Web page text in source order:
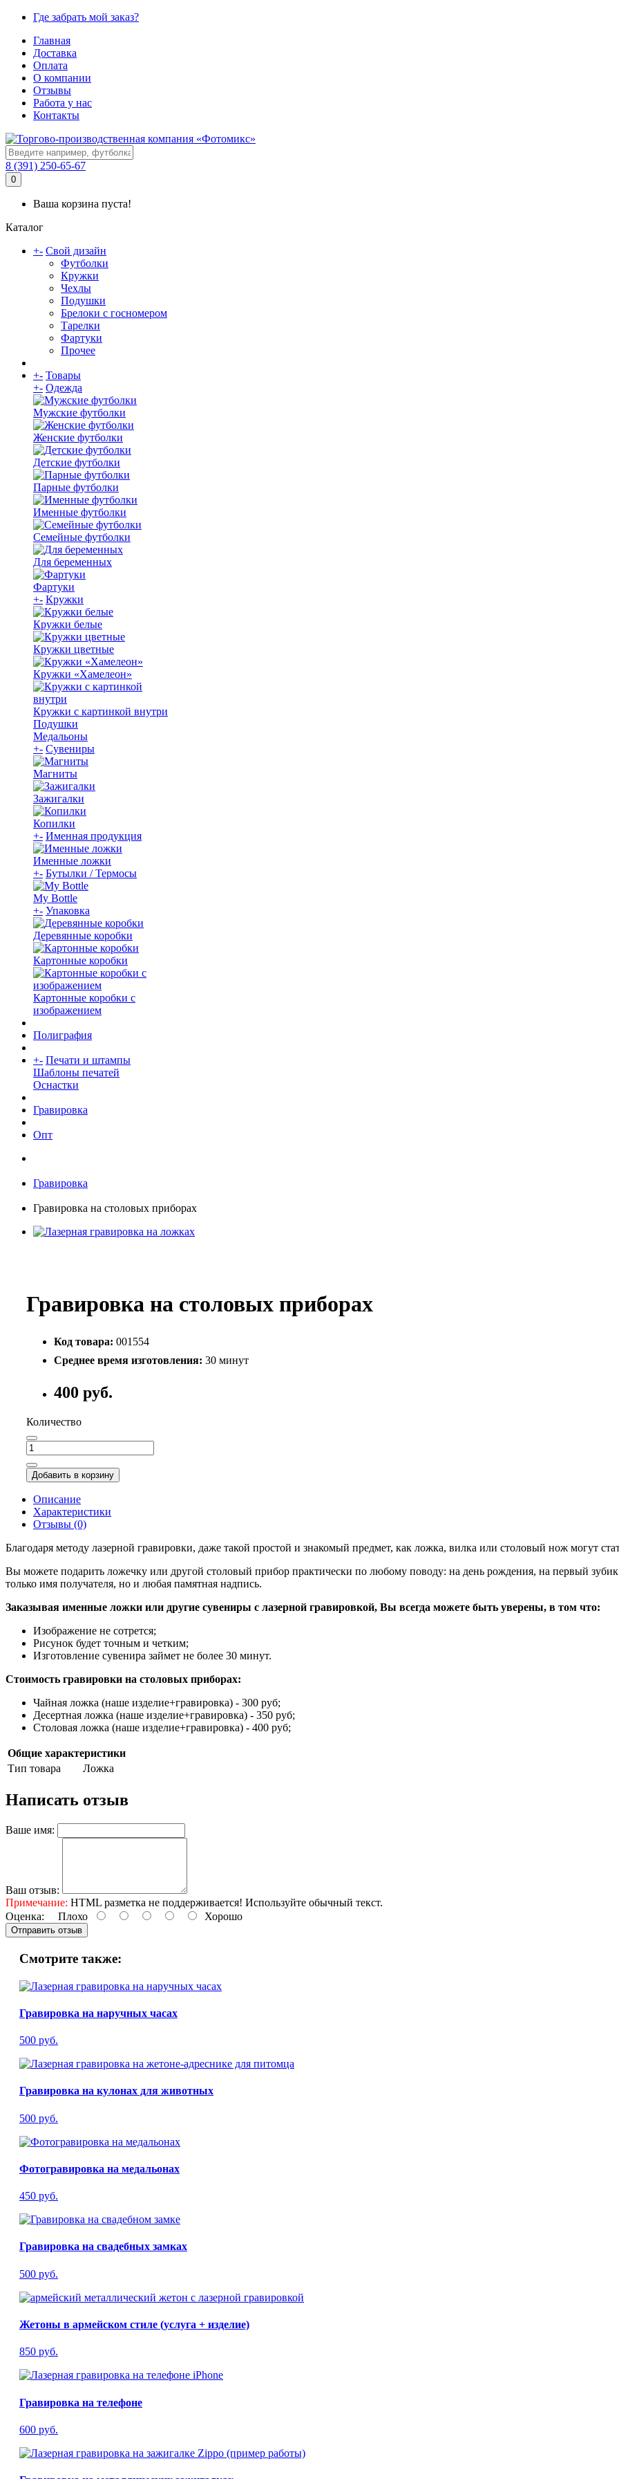
Где забрать мой заказ?
Главная
Доставка
Оплата
О компании
Отзывы
Работа у нас
Контакты
8 (391) 250-65-67
0
Ваша корзина пуста!
Каталог
+- Свой дизайн
Футболки
Кружки
Чехлы
Подушки
Брелоки с госномером
Тарелки
Фартуки
Прочее
+- Товары
+- Одежда
Мужские футболки
Женские футболки
Детские футболки
Парные футболки
Именные футболки
Семейные футболки
Для беременных
Фартуки
+- Кружки
Кружки белые
Кружки цветные
Кружки «Хамелеон»
Кружки с картинкой внутри
Подушки
Медальоны
+- Сувениры
Магниты
Зажигалки
Копилки
+- Именная продукция
Именные ложки
+- Бутылки / Термосы
My Bottle
+- Упаковка
Деревянные коробки
Картонные коробки
Картонные коробки с
изображением
Полиграфия
+- Печати и штампы
Шаблоны печатей
Оснастки
Гравировка
Опт
Гравировка
Гравировка на столовых приборах
Гравировка на столовых приборах
Код товара: 001554
Среднее время изготовления: 30 минут
400 руб.
Количество
Добавить в корзину
Описание
Характеристики
Отзывы (0)
Благодаря методу лазерной гравировки, даже такой простой и знакомый предмет, как ложка, вилка или столовый нож могут
Вы можете подарить ложечку или другой столовый прибор практически по любому поводу: на день рождения, на первый
только имя получателя, но и любая памятная надпись.
Заказывая именные ложки или другие сувениры с лазерной гравировкой, Вы всегда можете быть уверены, в том что:
Изображение не сотрется;
Рисунок будет точным и четким;
Изготовление сувенира займет не более 30 минут.
Стоимость гравировки на столовых приборах:
Чайная ложка (наше изделие+гравировка) - 300 руб;
Десертная ложка (наше изделие+гравировка) - 350 руб;
Столовая ложка (наше изделие+гравировка) - 400 руб;
Общие характеристики
Тип товара
Ложка
Написать отзыв
Ваше имя:
Ваш отзыв:
Примечание: HTML разметка не поддерживается! Используйте обычный текст.
Оценка: Плохо Хорошо
Отправить отзыв
Смотрите также:
Гравировка на наручных часах
500 руб.
Гравировка на кулонах для животных
500 руб.
Фотогравировка на медальонах
450 руб.
Гравировка на свадебных замках
500 руб.
Жетоны в армейском стиле (услуга + изделие)
850 руб.
Гравировка на телефоне
600 руб.